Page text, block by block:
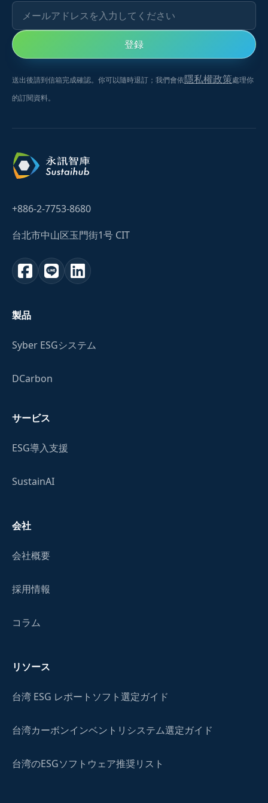
メールアドレスを入力してください
登録
送出後請到信箱完成確認。你可以隨時退訂；我們會依隱私權政策處理你
的訂閱資料。
+886-2-7753-8680
台北市中山区玉門街1号 CIT
製品
Syber ESGシステム
DCarbon
サービス
ESG導入支援
SustainAI
会社
会社概要
採用情報
コラム
リソース
台湾 ESG レポートソフト選定ガイド
台湾カーボンインベントリシステム選定ガイド
台湾のESGソフトウェア推奨リスト